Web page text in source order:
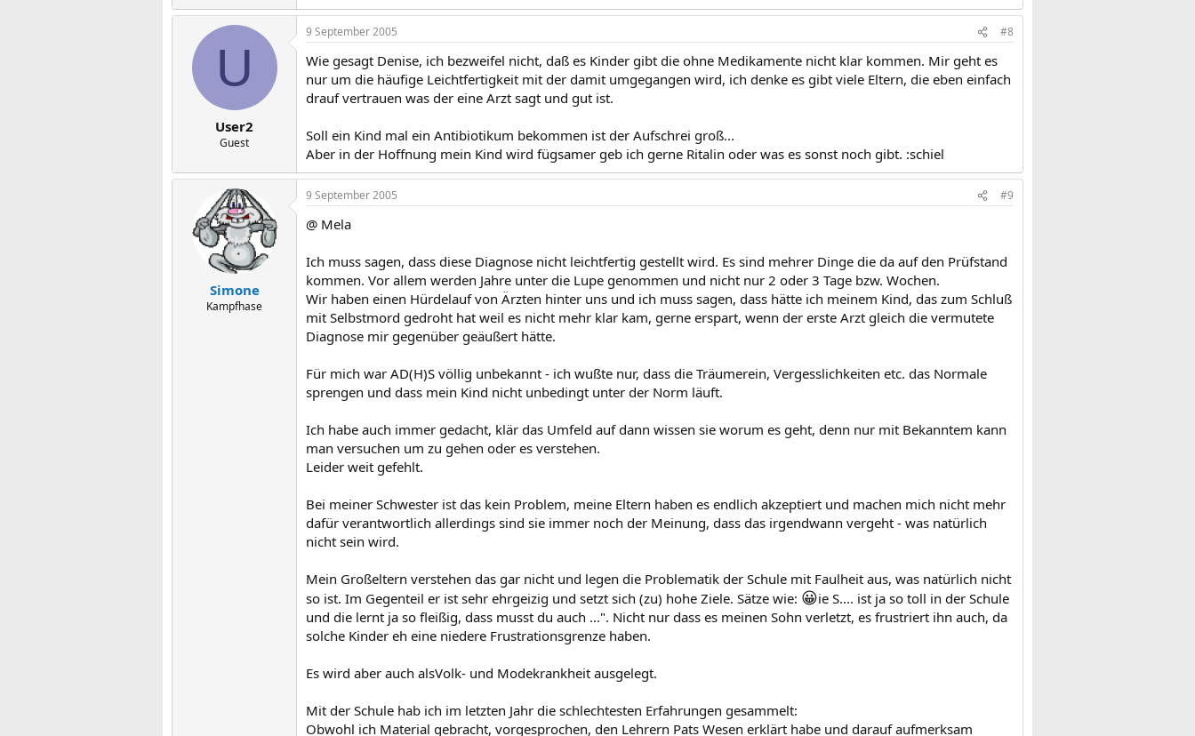
U
User2
Guest
9 September 2005 #8
Wie gesagt Denise, ich bezweifel nicht, daß es Kinder gibt die ohne Medikamente nicht klar kommen. Mir geht es
nur um die häufige Leichtfertigkeit mit der damit umgegangen wird, ich denke es gibt viele Eltern, die eben einfach
drauf vertrauen was der eine Arzt sagt und gut ist.
Soll ein Kind mal ein Antibiotikum bekommen ist der Aufschrei groß...
Aber in der Hoffnung mein Kind wird fügsamer geb ich gerne Ritalin oder was es sonst noch gibt. :schiel
Simone
Kampfhase
9 September 2005 #9
@ Mela
Ich muss sagen, dass diese Diagnose nicht leichtfertig gestellt wird. Es sind mehrer Dinge die da auf den Prüfstand
kommen. Vor allem werden Jahre unter die Lupe genommen und nicht nur 2 oder 3 Tage bzw. Wochen.
Wir haben einen Hürdelauf von Ärzten hinter uns und ich muss sagen, dass hätte ich meinem Kind, das zum Schluß
mit Selbstmord gedroht hat weil es nicht mehr klar kam, gerne erspart, wenn der erste Arzt gleich die vermutete
Diagnose mir gegenüber geäußert hätte.
Für mich war AD(H)S völlig unbekannt - ich wußte nur, dass die Träumerein, Vergesslichkeiten etc. das Normale
sprengen und dass mein Kind nicht unbedingt unter der Norm läuft.
Ich habe auch immer gedacht, klär das Umfeld auf dann wissen sie worum es geht, denn nur mit Bekanntem kann
man versuchen um zu gehen oder es verstehen.
Leider weit gefehlt.
Bei meiner Schwester ist das kein Problem, meine Eltern haben es endlich akzeptiert und machen mich nicht mehr
dafür verantwortlich allerdings sind sie immer noch der Meinung, dass das irgendwann vergeht - was natürlich
nicht sein wird.
Mein Großeltern verstehen das gar nicht und legen die Problematik der Schule mit Faulheit aus, was natürlich nicht
so ist. Im Gegenteil er ist sehr ehrgeizig und setzt sich (zu) hohe Ziele. Sätze wie: 😀ie S.... ist ja so toll in der Schule
und die lernt ja so fleißig, dass musst du auch ...". Nicht nur dass es meinen Sohn verletzt, es frustriert ihn auch, da
solche Kinder eh eine niedere Frustrationsgrenze haben.
Es wird aber auch alsVolk- und Modekrankheit ausgelegt.
Mit der Schule hab ich im letzten Jahr die schlechtesten Erfahrungen gesammelt:
Obwohl ich Material gebracht, vorgesprochen, den Lehrern Pats Wesen erklärt habe und darauf aufmerksam